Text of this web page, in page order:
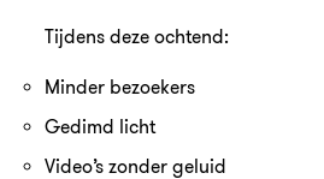
Tijdens deze ochtend:
Minder bezoekers
Gedimd licht
Video’s zonder geluid